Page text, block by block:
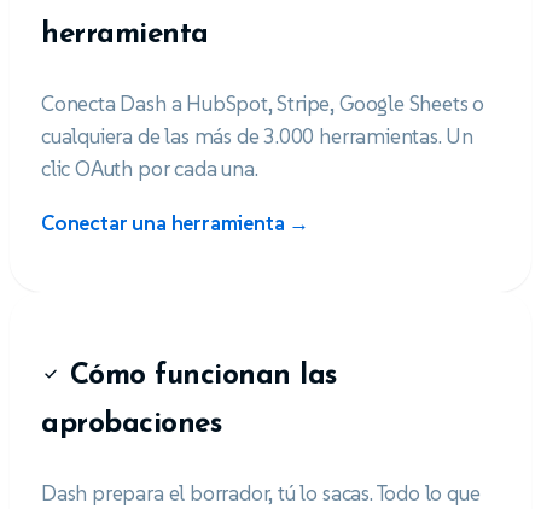
herramienta
Conecta Dash a HubSpot, Stripe, Google Sheets o
cualquiera de las más de 3.000 herramientas. Un
clic OAuth por cada una.
Conectar una herramienta →
Cómo funcionan las
aprobaciones
Dash prepara el borrador, tú lo sacas. Todo lo que